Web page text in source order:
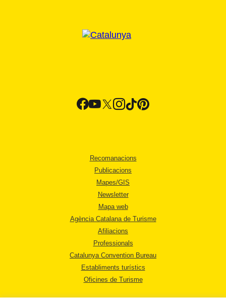
Recomanacions
Publicacions
Mapes/GIS
Newsletter
Mapa web
Agència Catalana de Turisme
Afiliacions
Professionals
Catalunya Convention Bureau
Establiments turístics
Oficines de Turisme